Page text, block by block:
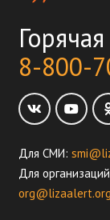
8-800-
Для СМИ:
Для
org@lizaalert.org